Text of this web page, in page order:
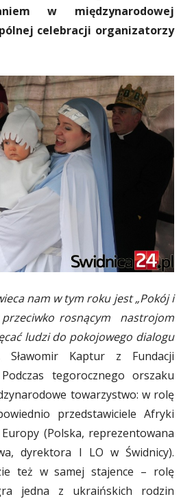
w międzynarodowej
celebracji organizatorzy
nam w tym roku jest „Pokój i
przeciwko rosnącym nastrojom
ludzi do pokojowego dialogu
Kaptur z Fundacji
tegorocznego orszaku
towarzystwo: w rolę
przedstawiciele Afryki
(Polska, reprezentowana
dyrektora I LO w Świdnicy).
też w samej stajence – rolę
jedna z ukraińskich rodzin